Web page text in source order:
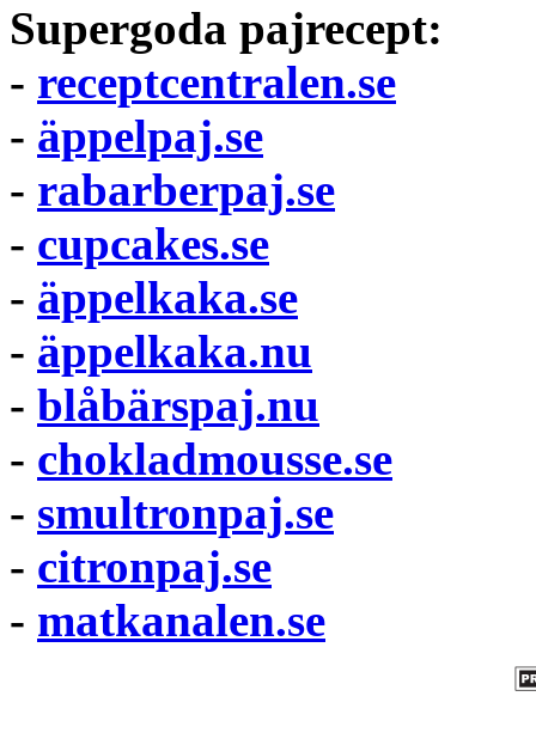
Supergoda pajrecept:
- receptcentralen.se
- äppelpaj.se
- rabarberpaj.se
- cupcakes.se
- äppelkaka.se
- äppelkaka.nu
- blåbärspaj.nu
- chokladmousse.se
- smultronpaj.se
- citronpaj.se
- matkanalen.se